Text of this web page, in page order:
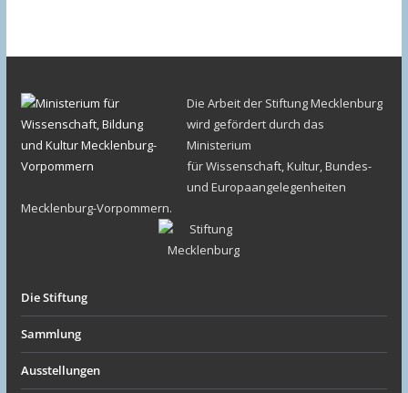
Die Arbeit der Stiftung Mecklenburg
wird gefördert durch das
Ministerium
für Wissenschaft, Kultur, Bundes-
und Europaangelegenheiten
Mecklenburg-Vorpommern.
Die Stiftung
Sammlung
Ausstellungen